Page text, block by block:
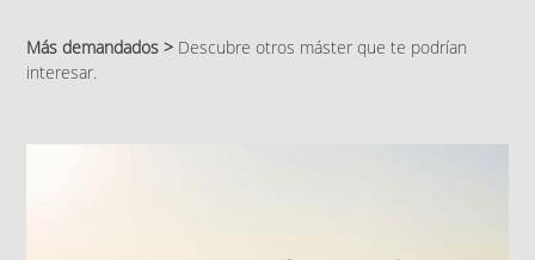
Más demandados > Descubre otros máster que te podrían
interesar.